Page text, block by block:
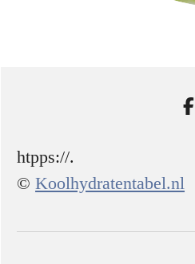
htpps://.
©Koolhydratentabel.nl